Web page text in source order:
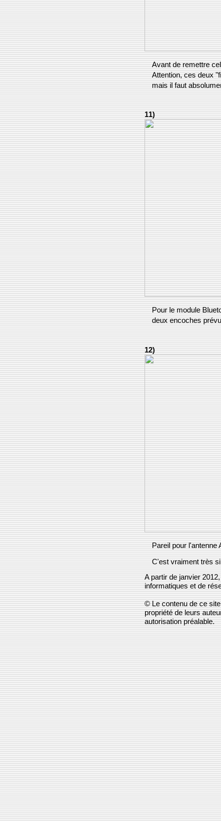
Avant de remettre
Attention, ces deux
mais il faut
11)
Pour le module
deux encoches
12)
Pareil pour l'antenne
C'est vraiment très
A partir de janvier
informatiques et de
© Le contenu de ce
propriété de leurs
autorisation préalable.